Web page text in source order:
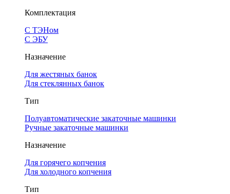
Комплектация
С ТЭНом
С ЭБУ
Назначение
Для жестяных банок
Для стеклянных банок
Тип
Полуавтоматические закаточные машинки
Ручные закаточные машинки
Назначение
Для горячего копчения
Для холодного копчения
Тип